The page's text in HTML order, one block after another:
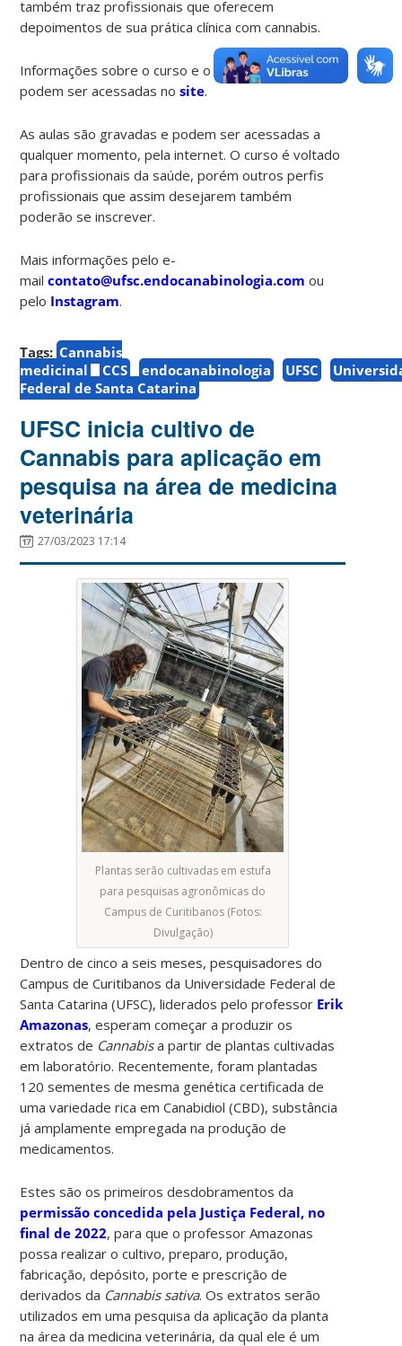
também traz profissionais que oferecem
depoimentos de sua prática clínica com cannabis.
Informações sobre o curso e o corpo docente
podem ser acessadas nosite.
As aulas são gravadas e podem ser acessadas a
qualquer momento, pela internet. O curso é voltado
para profissionais da saúde, porém outros perfis
profissionais que assim desejarem também
poderão se inscrever.
Mais informações pelo e-
mailcontato@ufsc.endocanabinologia.com ou
pelo Instagram.
Tags: Cannabis
medicinal
CCS endocanabinologia UFSC
Federal de Santa Catarina
UFSC inicia cultivo de
Cannabis para aplicação em
pesquisa na área de medicina
veterinária
27/03/2023 17:14
Plantas serão cultivadas em estufa
para pesquisas agronômicas do
Campus de Curitibanos (Fotos:
Divulgação)
Dentro de cinco a seis meses, pesquisadores do
Campus de Curitibanos da Universidade Federal de
Santa Catarina (UFSC), liderados pelo professor Erik
Amazonas, esperam começar a produzir os
extratos de Cannabisa partir de plantas cultivadas
em laboratório. Recentemente, foram plantadas
120 sementes de mesma genética certificada de
uma variedade rica em Canabidiol (CBD), substância
já amplamente empregada na produção de
medicamentos.
Estes são os primeiros desdobramentos da
permissão concedida pela Justiça Federal, no
final de 2022, para que o professor Amazonas
possa realizar o cultivo, preparo, produção,
fabricação, depósito, porte e prescrição de
derivados da Cannabis sativa. Os extratos serão
utilizados em uma pesquisa da aplicação da planta
na área da medicina veterinária, da qual ele é um